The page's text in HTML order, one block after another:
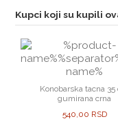
Kupci koji su kupili
Konobarska tacna 35
gumirana crna
540,00 RSD